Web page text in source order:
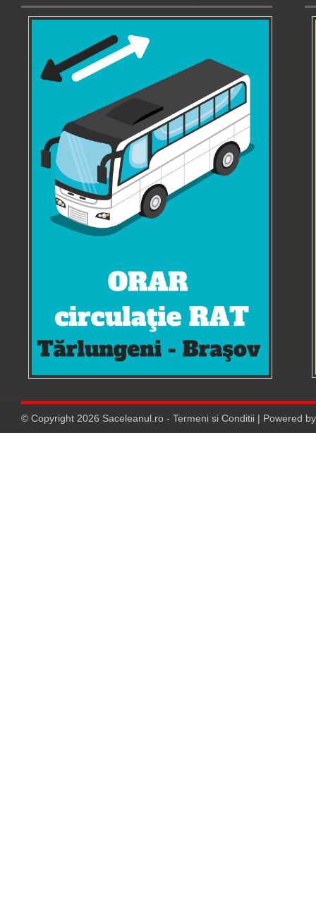
© Copyright 2026 Saceleanul.ro - Termeni si Conditii | Powered